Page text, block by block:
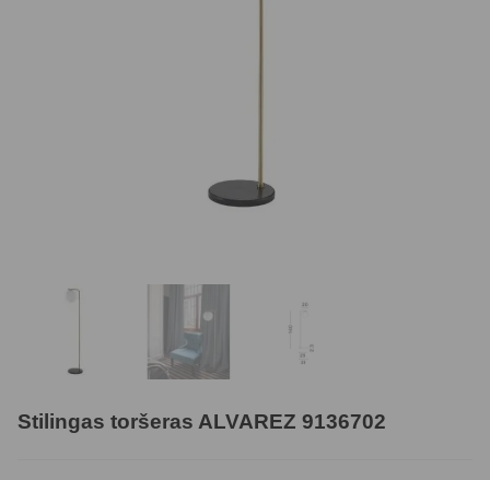
Stilingas toršeras ALVAREZ 9136702